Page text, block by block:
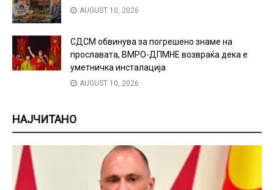
AUGUST 10, 2026
СДСМ обвинува за погрешено знаме на
прославата, ВМРО-ДПМНЕ возвраќа дека е
уметничка инсталација
AUGUST 10, 2026
НАЈЧИТАНО